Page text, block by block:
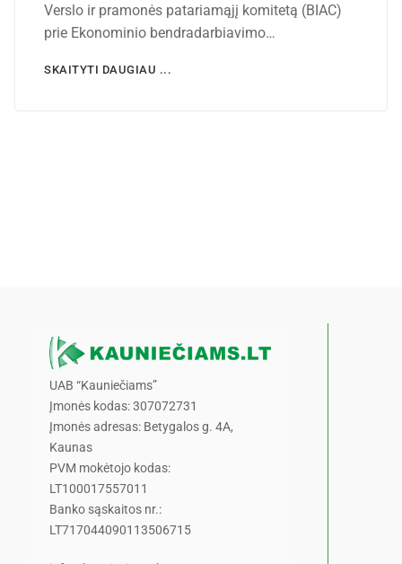
Verslo ir pramonės patariamąjį komitetą (BIAC)
prie Ekonominio bendradarbiavimo…
SKAITYTI DAUGIAU ...
UAB “Kauniečiams”
Įmonės kodas: 307072731
Įmonės adresas: Betygalos g. 4A,
Kaunas
PVM mokėtojo kodas:
LT100017557011
Banko sąskaitos nr.:
LT717044090113506715